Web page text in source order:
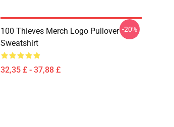
100 Thieves Merch Logo Pullover
Sweatshirt
32,35 £ - 37,88 £
-20%